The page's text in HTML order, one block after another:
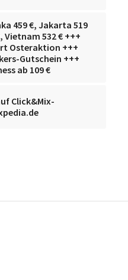
459 €, Jakarta 519
Vietnam 532 € +++
Osteraktion +++
Gutschein +++
ab 109 €
Click&Mix-